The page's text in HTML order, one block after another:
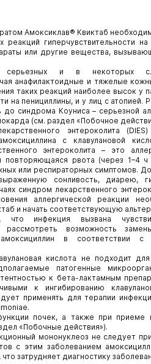
Амоксиклав® Квиктаб
гиперчувствительности
или другие вещества,
и в некоторых
анафилактоидные и тяжелые
таких реакций наиболее высок у
на пенициллины, и у лиц с атопией.
до синдрома Коуниса – серьезной
(см. раздел «Побочное
энтероколита
с клавулановой
энтероколита – это
повторяющаяся рвота (через 1–4
или респираторных симптомов.
сонливость, диарею,
синдром лекарственного
аллергической реакции
и начать соответствующую
инфекция вызвана
рассмотреть возможность
в соответствии с
кислота не подходит
патогенные
к бета-лактамным
к ингибированию
применять для терапии
почек, а также при приеме
«Побочные действия»).
мононуклеоз не следует
с этим заболеванием
затрудняет диагностику